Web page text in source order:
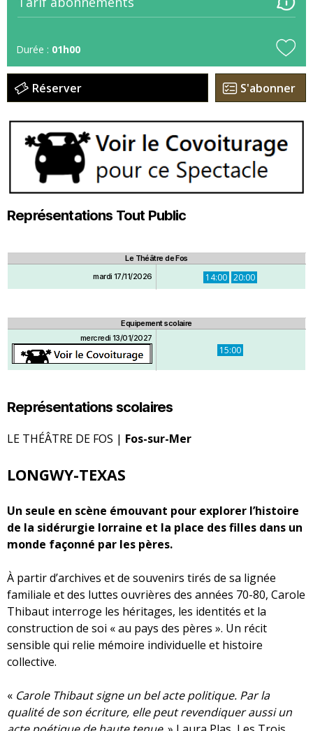
Durée : 01h00
Réserver S'abonner
Représentations Tout Public
Le Théâtre de Fos
mardi 17/11/2026
14:00 20:00
Equipement scolaire
mercredi 13/01/2027
15:00
Représentations scolaires
LE THÉÂTRE DE FOS | Fos-sur-Mer
LONGWY-TEXAS
Un seule en scène émouvant pour explorer l’histoire
de la sidérurgie lorraine et la place des filles dans un
monde façonné par les pères.
À partir d’archives et de souvenirs tirés de sa lignée
familiale et des luttes ouvrières des années 70-80, Carole
Thibaut interroge les héritages, les identités et la
construction de soi « au pays des pères ». Un récit
sensible qui relie mémoire individuelle et histoire
collective.
« Carole Thibaut signe un bel acte politique. Par la
qualité de son écriture, elle peut revendiquer aussi un